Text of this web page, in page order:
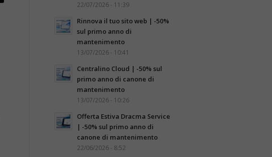
22/07/2026 - 11:39
Rinnova il tuo sito web | -50%
sul primo anno di
mantenimento
13/07/2026 - 10:41
Centralino Cloud | -50% sul
primo anno di canone di
mantenimento
13/07/2026 - 10:26
Offerta Estiva Dracma Service
| -50% sul primo anno di
canone di mantenimento
22/06/2026 - 8:52